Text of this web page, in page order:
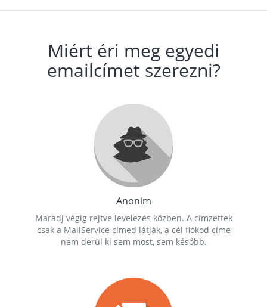
Miért éri meg egyedi
emailcímet szerezni?
Anonim
Maradj végig rejtve levelezés közben. A címzettek
csak a MailService címed látják, a cél fiókod címe
nem derül ki sem most, sem később.